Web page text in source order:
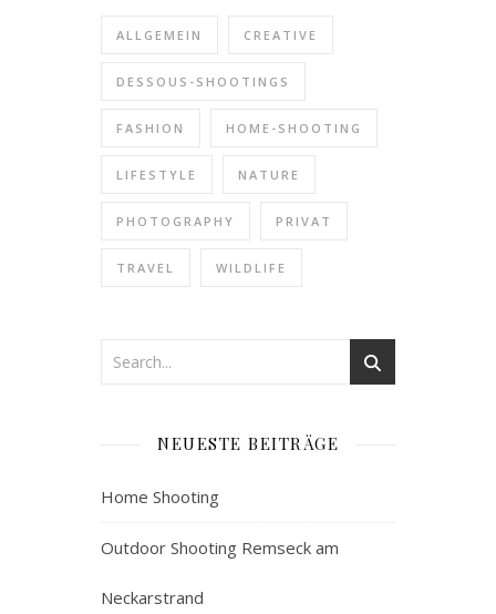
ALLGEMEIN CREATIVE
DESSOUS-SHOOTINGS
FASHION HOME-SHOOTING
LIFESTYLE NATURE
PHOTOGRAPHY PRIVAT
TRAVEL WILDLIFE
NEUESTE BEITRÄGE
Home Shooting
Outdoor Shooting Remseck am
Neckarstrand